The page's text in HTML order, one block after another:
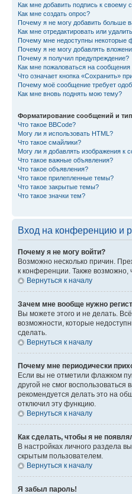
Как мне добавить подпись к своему
Как мне создать опрос?
Почему я не могу добавить больше
Как мне отредактировать или
Почему мне недоступны некоторые
Почему я не могу добавлять
Почему я получил предупреждение?
Как мне пожаловаться на
Что означает кнопка «Сохранить»
Почему моё сообщение требует
Как мне вновь поднять мою тему?
Форматирование сообщений и
Что такое BBCode?
Могу ли я использовать HTML?
Что такое смайлики?
Могу ли я добавлять изображения к
Что такое важные объявления?
Что такое объявления?
Что такое прилепленные темы?
Что такое закрытые темы?
Что такое значки тем?
Вход на конференцию и
Почему я не могу войти?
Возможно несколько причин.
к конференции. Также возможно,
Вернуться к началу
Зачем мне вообще нужно
Вы можете этого и не делать.
возможности, которые
сделать.
Вернуться к началу
Почему мне периодически
Если вы не отметили флажком
другой не смог
рекомендуется делать это на
отключил эту функцию.
Вернуться к началу
Как сделать, чтобы я не
В настройках личного раздела
скрытым пользователем.
Вернуться к началу
Я забыл пароль!